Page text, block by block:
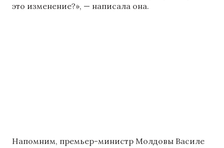
это изменение?», — написала она.
Напомним, премьер-министр Молдовы Василе